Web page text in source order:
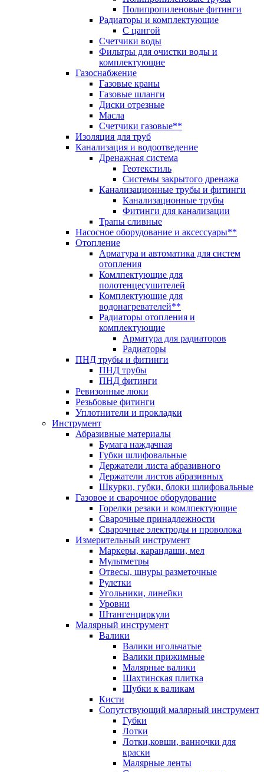
Полипропиленовые фитинги
Радиаторы и комплектующие
С цангой
Счетчики воды
Фильтры для очистки воды и
комплектующие
Газоснабжение
Газовые краны
Газовые шланги
Диски отрезные
Масла
Счетчики газовые**
Изоляция для труб
Канализация и водоотведение
Дренажная система
Геотекстиль
Системы закрытого дренажа
Канализационные трубы и фитинги
Канализационные трубы
Фитинги для канализации
Трапы сливные
Насосное оборудование и аксессуары**
Отопление
Арматура и автоматика для систем
отопления
Комлпектующие для
полотенцесушителей
Комплектующие для
водонагревателей**
Радиаторы отопления и
комплектующие
Арматура для радиаторов
Радиаторы
ПНД трубы и фитинги
ПНД трубы
ПНД фитинги
Ревизонные люки
Резьбовые фитинги
Уплотнители и прокладки
Инструмент
Абразивные материалы
Бумага наждачная
Губки шлифовальные
Держатели листа абразивного
Держатели листов абразивных
Шкурки, губки, блоки шлифовальные
Газовое и сварочное оборудование
Горелки резаки и комлпектующие
Сварочные принадлежности
Сварочные электроды и проволока
Измерительный инструмент
Маркеры, карандаши, мел
Мультметры
Отвесы, шнуры разметочные
Рулетки
Угольники, линейки
Уровни
Штангенциркули
Малярный инструмент
Валики
Валики игольчатые
Валики прижимные
Малярные валики
Шахтинская плитка
Шубки к валикам
Кисти
Сопутствующий малярный инструмент
Губки
Лотки
Лотки,ковши, ванночки для
краски
Малярные ленты